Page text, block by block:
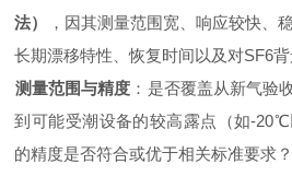
法）
，因其测量范围宽、响应较快、
长期漂移特性、恢复时间以及对SF6背
测量范围与精度 ：是否覆盖从新气验
到可能受潮设备的较高露点（如-
的精度是否符合或优于相关标准要求？